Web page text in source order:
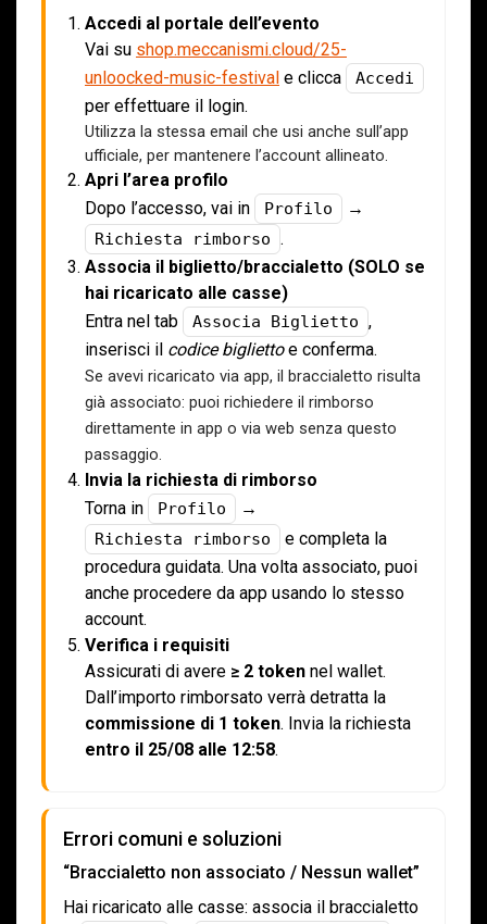
Accedi al portale dell’evento
Vai su shop.meccanismi.cloud/25-
unloocked-music-festival e clicca Accedi
per effettuare il login.
Utilizza la stessa email che usi anche sull’app
ufficiale, per mantenere l’account allineato.
Apri l’area profilo
Dopo l’accesso, vai in
Profilo →
Richiesta rimborso .
Associa il biglietto/braccialetto (SOLO se
hai ricaricato alle casse)
Entra nel tab
Associa Biglietto ,
inserisci il codice bigliettoe conferma.
Se avevi ricaricato via app, il braccialetto risulta
già associato: puoi richiedere il rimborso
direttamente in app o via web senza questo
passaggio.
Invia la richiesta di rimborso
Torna in
Profilo →
Richiesta rimborso
e completa la
procedura guidata. Una volta associato, puoi
anche procedere da app usando lo stesso
account.
Verifica i requisiti
Assicurati di avere ≥ 2 token nel wallet.
Dall’importo rimborsato verrà detratta la
commissione di 1 token. Invia la richiesta
entro il 25/08 alle 12:58.
Errori comuni e soluzioni
“Braccialetto non associato / Nessun wallet”
Hai ricaricato alle casse: associa il braccialetto